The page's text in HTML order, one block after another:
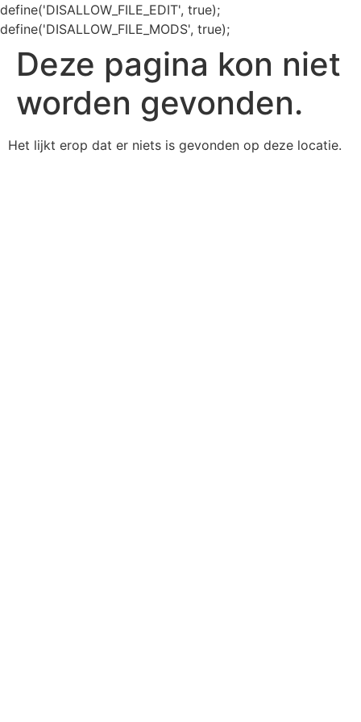
define('DISALLOW_FILE_EDIT', true);
define('DISALLOW_FILE_MODS', true);
Deze pagina kon niet
worden gevonden.
Het lijkt erop dat er niets is gevonden op deze locatie.